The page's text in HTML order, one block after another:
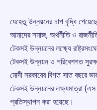
যেহেতু উন্নয়নের চাপ বৃদ্ধি
আমাদের সমাজ, অর্থনীতি ও
টেকসই উন্নয়নের লক্ষ্যে
টেকসই উন্নয়ন ও পরিবেশগত
মোদী সরকারের বিগত সাত বছরে
টেকসই উন্নয়নের লক্ষ্যমাত্রা
প্রতিস্থাপন করা হয়েছে।